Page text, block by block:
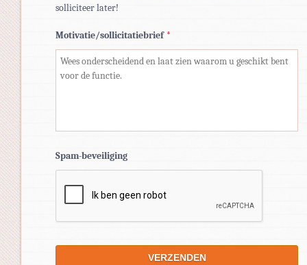
solliciteer later!
Motivatie/sollicitatiebrief *
Spam-beveiliging